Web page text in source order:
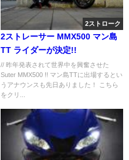
2ストローク
2ストレーサー MMX500 マン島
TT ライダーが決定!!
// 昨年発表されて世界中を興奮させた
Suter MMX500 !! マン島TTに出場するとい
うアナウンスも先日ありました！ こちら
をクリ...